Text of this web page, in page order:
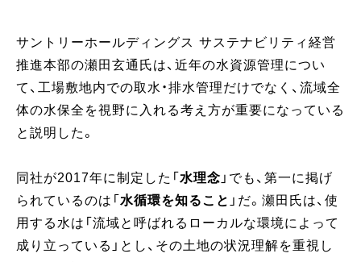
サントリーホールディングス サステナビリティ経営
推進本部の瀬田玄通氏は、近年の水資源管理につい
て、工場敷地内での取水・排水管理だけでなく、流域全
体の水保全を視野に入れる考え方が重要になっている
と説明した。
同社が2017年に制定した「 水理念 」でも、第一に掲げ
られているのは「 水循環を知ること 」だ。瀬田氏は、使
用する水は「流域と呼ばれるローカルな環境によって
成り立っている」とし、その土地の状況理解を重視し